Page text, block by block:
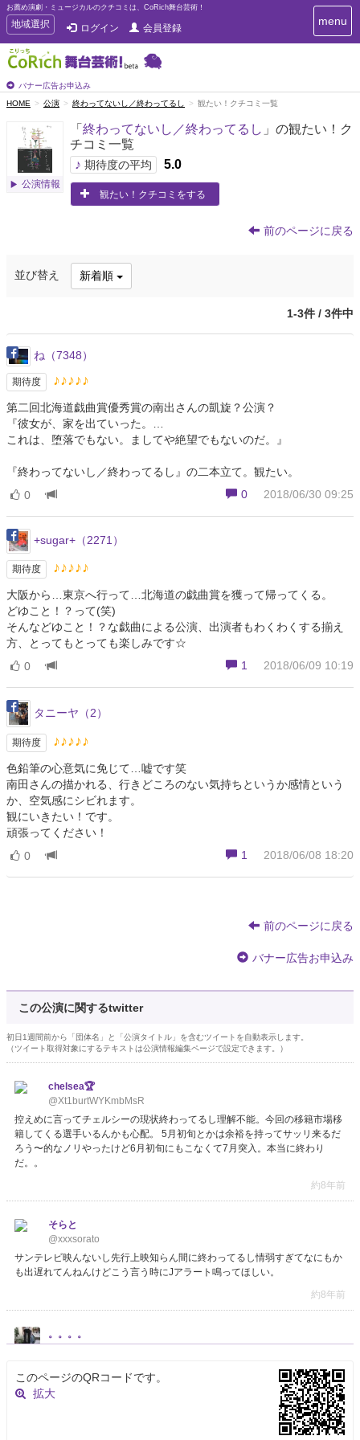
お薦め演劇・ミュージカルのクチコミは、CoRich舞台芸術！
T
o
g
g
e
n
t
地域選択 ログイン 会員登録
バナー広告お申込み
T
o
a
i
menu
HOME 公演 終わってないし／終わってるし 観たい！クチコミ一覧
公演情報
「 終わってないし／終わってるし 」の観たい！ク
チコミ一覧
♪ 期待度の平均 5.0
観たい！クチコミをする
前のページに戻る
並び替え 新着順
1-3件 / 3件中
ね（7348）
期待度 ♪♪♪♪♪
第二回北海道戯曲賞優秀賞の南出さんの凱旋？公演？
『彼女が、家を出ていった。…
これは、堕落でもない。ましてや絶望でもないのだ。』
『終わってないし／終わってるし』の二本立て。観たい。
0
2018/06/30 09:25
0
+sugar+（2271）
期待度 ♪♪♪♪♪
大阪から…東京へ行って…北海道の戯曲賞を獲って帰ってくる。
どゆこと！？って(笑)
そんなどゆこと！？な戯曲による公演、出演者もわくわくする揃え
方、とってもとっても楽しみです☆
1
2018/06/09 10:19
0
タニーヤ（2）
期待度 ♪♪♪♪♪
色鉛筆の心意気に免じて…嘘です笑
南田さんの描かれる、行きどころのない気持ちというか感情という
か、空気感にシビれます。
観にいきたい！です。
頑張ってください！
1
2018/06/08 18:20
0
前のページに戻る
バナー広告お申込み
この公演に関するtwitter
初日1週間前から「団体名」と「公演タイトル」を含むツイートを自動表示します。
（ツイート取得対象にするテキストは公演情報編集ページで設定できます。）
chelsea🏆
@Xt1burtWYKmbMsR
控えめに言ってチェルシーの現状終わってるし理解不能。今回の移籍市場移
籍してくる選手いるんかも心配。 5月初旬とかは余裕を持ってサッリ来るだ
ろう〜的なノリやったけど6月初旬にもこなくて7月突入。本当に終わり
だ。。
約8年前
そらと
@xxxsorato
サンテレビ映んないし先行上映知らん間に終わってるし情弱すぎてなにもか
も出遅れてんねんけどこう言う時にJアラート鳴ってほしい。
約8年前
。。。。
あー課題 なかなか進まんくて イライラしてアイス食べたー 結局終わってな
いし。 80カロリーの奴やからまだよかったけど。 課題してる時めちゃくち
ゃイライラするから家でしたらあかん。 学校で終わらせてから帰ろって決意
約8年前
このページのQRコードです。
拡大